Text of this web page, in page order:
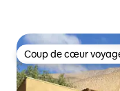
Coup de cœur
Coup de cœur